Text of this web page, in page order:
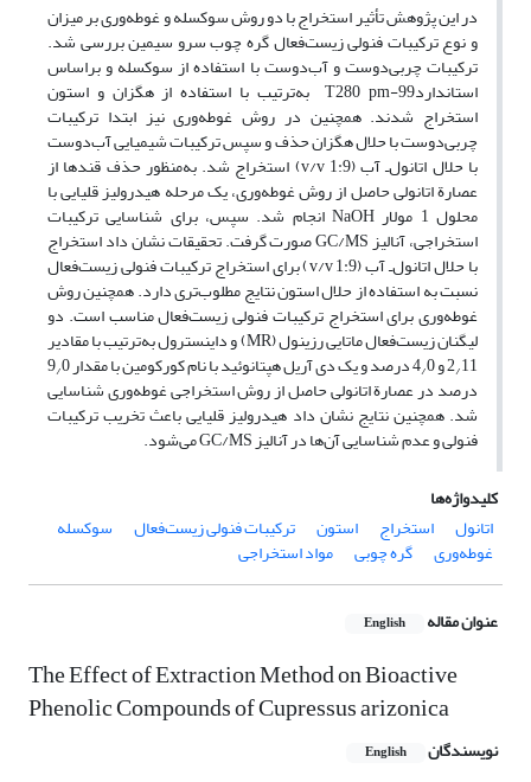
در این پژوهش تأثیر استخراج با دو روش سوکسله و غوطه‌وری بر میزان
و نوع ترکیبات فنولی زیست‌فعال گره چوب سرو سیمین بررسی شد.
ترکیبات چربی‌دوست و آب‌دوست با استفاده از سوکسله و براساس
استانداردT280 pm-99 به‌ترتیب با استفاده از هگزان و استون
استخراج شدند. همچنین در روش غوطه‌وری نیز ابتدا ترکیبات
چربی‌دوست با حلال هگزان حذف و سپس ترکیبات شیمیایی آب‌دوست
با حلال اتانول‌ـ آب (v/v 1:9) استخراج شد. به‌منظور حذف قندها از
عصارة اتانولی حاصل از روش غوطه‌وری، یک مرحله هیدرولیز قلیایی با
محلول 1 مولار NaOH انجام شد. سپس، برای شناسایی ترکیبات
استخراجی، آنالیز GC/MS صورت گرفت. تحقیقات نشان داد استخراج
با حلال اتانول‌ـ آب (v/v 1:9) برای استخراج ترکیبات فنولی زیست‌فعال
نسبت به استفاده از حلال استون نتایج مطلوب‌تری دارد. همچنین روش
غوطه‌وری برای استخراج ترکیبات فنولی زیست‌فعال مناسب است. دو
لیگنان زیست‌فعال ماتایی رزینول (MR) و داینسترول به‌ترتیب با مقادیر
2/11 و 4 /0 درصد و یک دی آریل هپتانوئید با نام کورکومین با مقدار 9 /0
درصد در عصارة اتانولی حاصل از روش استخراجی غوطه‌وری شناسایی
شد. همچنین نتایج نشان داد هیدرولیز قلیایی باعث تخریب ترکیبات
فنولی و عدم شناسایی آن‌ها در آنالیز GC/MS می‌شود.
کلیدواژه‌ها
اتانول
استخراج استون ترکیبات فنولی زیست‌فعال سوکسله
غوطه‌وری گره چوبی مواد استخراجی
عنوان مقاله English
The Effect of Extraction Method on Bioactive
Phenolic Compounds of Cupressus arizonica
نویسندگان English